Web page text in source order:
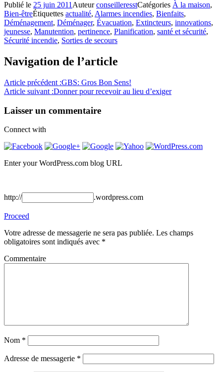
Publié le 25 juin 2011 AuteurconseilleresstCatégories À la maison,
Bien-êtreÉtiquettes actualité, Alarmes incendies, Bienfaits,
Déménagement, Déménager, Évacuation, Extincteurs, innovations,
jeunesse, Manutention, pertinence, Planification, santé et sécurité,
Sécurité incendie, Sorties de secours
Navigation de l’article
Article précédent :GBS: Gros Bon Sens!
Article suivant :Donner pour recevoir au lieu d’exiger
Laisser un commentaire
Connect with
Enter your WordPress.com blog URL
http:// .wordpress.com
Proceed
Votre adresse de messagerie ne sera pas publiée. Les champs
obligatoires sont indiqués avec *
Commentaire
Nom *
Adresse de messagerie *